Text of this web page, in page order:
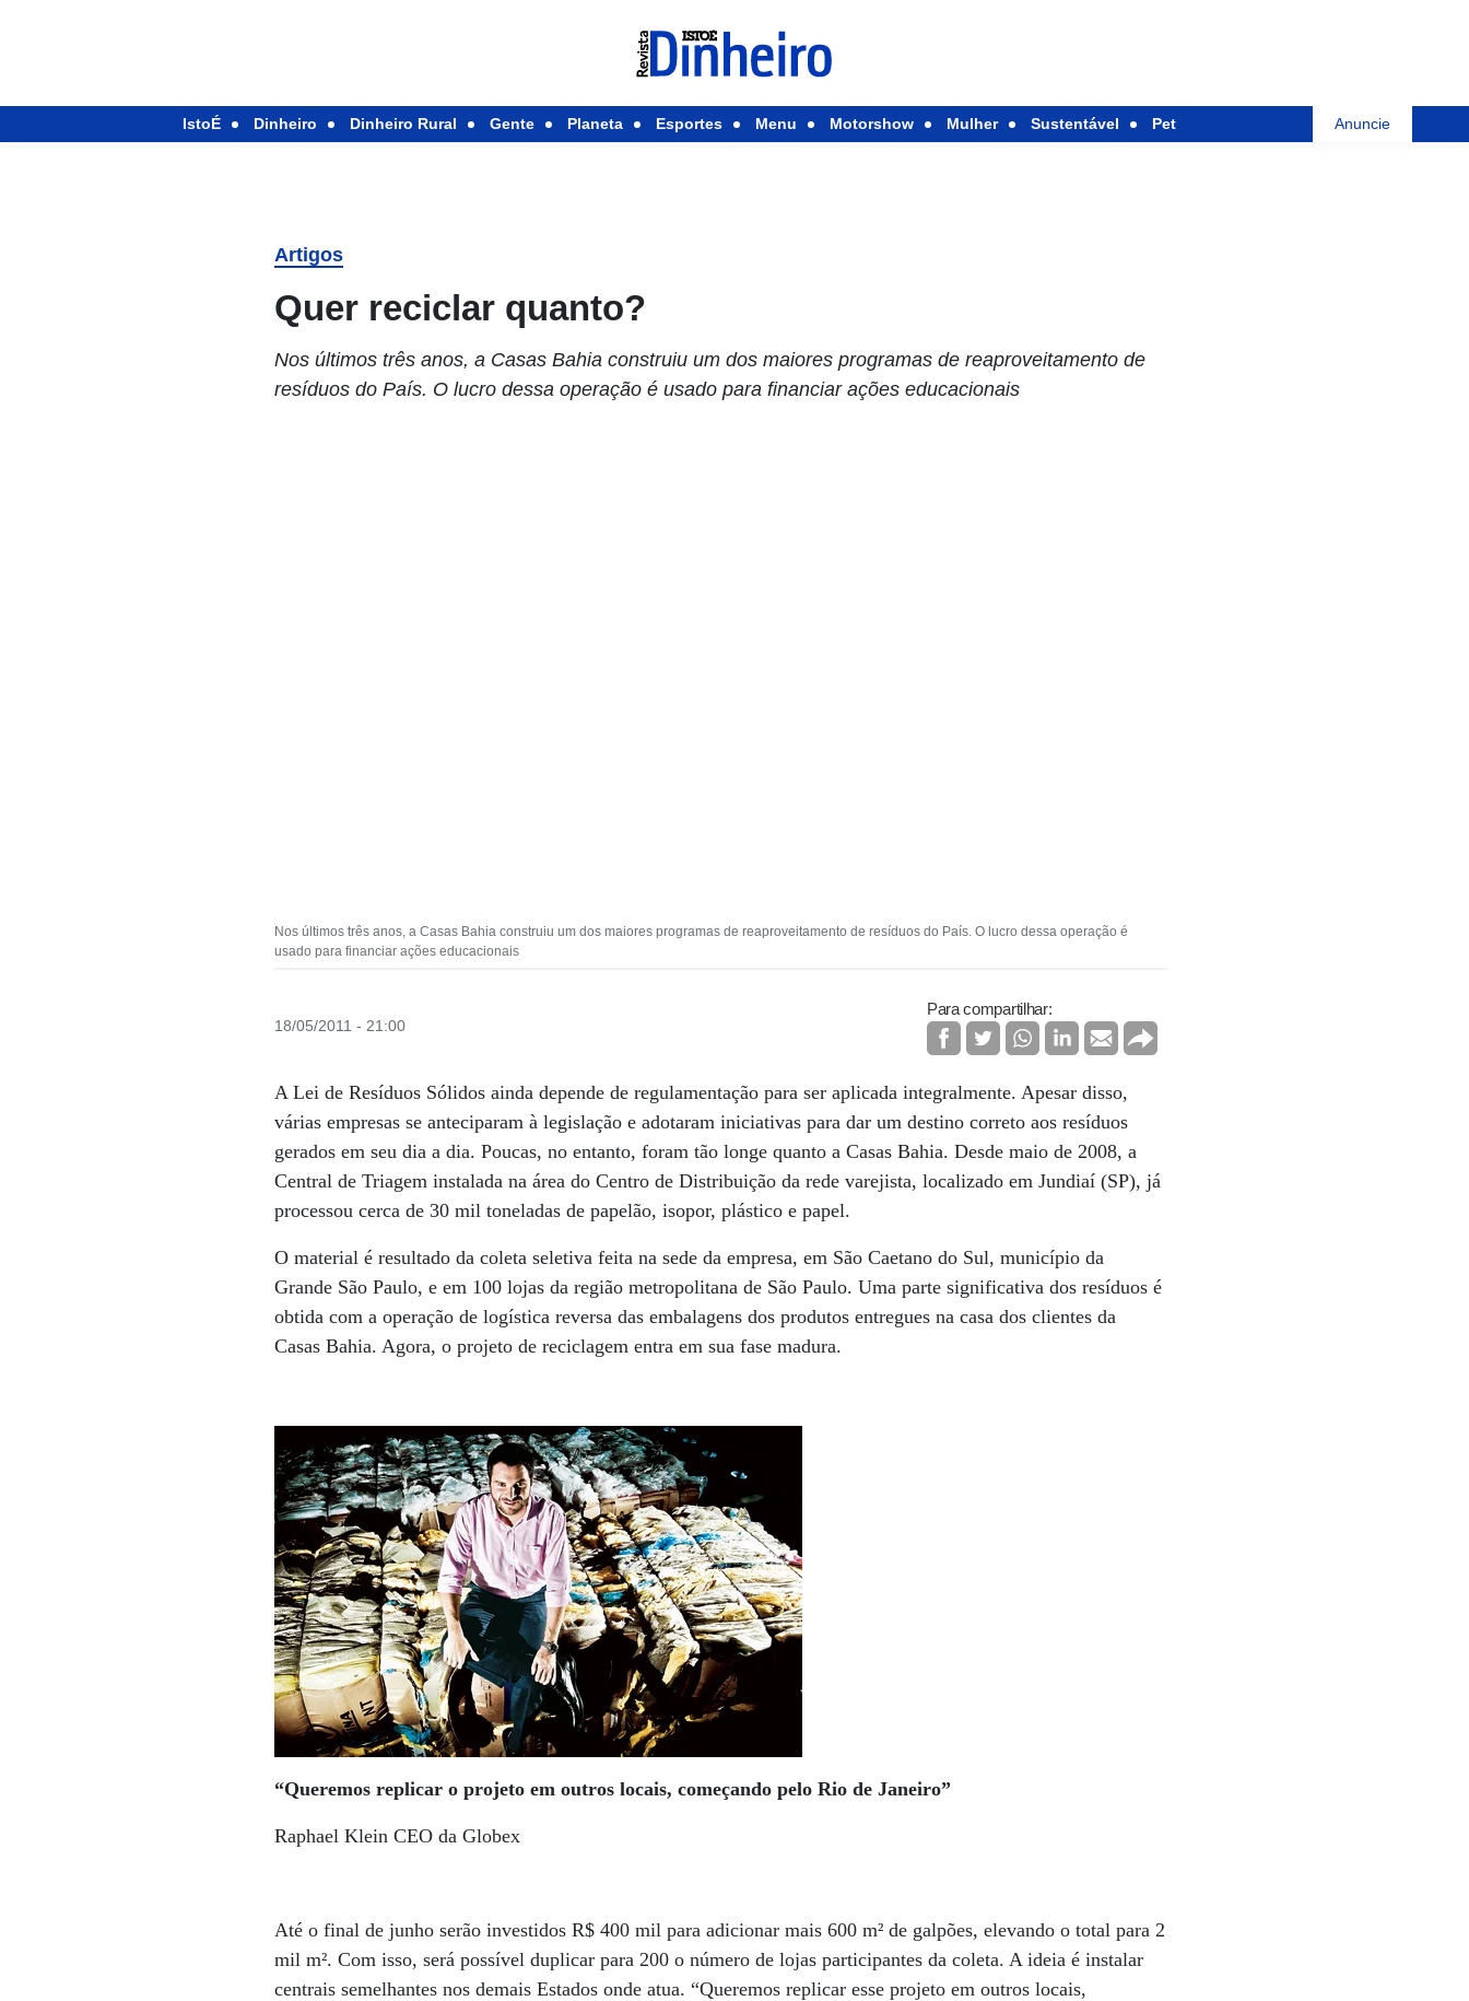
IstoÉ Dinheiro Dinheiro Rural Gente Planeta Esportes Menu Motorshow Mulher Sustentável Pet Anuncie
Artigos
Quer reciclar quanto?
Nos últimos três anos, a Casas Bahia construiu um dos maiores programas de reaproveitamento de
resíduos do País. O lucro dessa operação é usado para financiar ações educacionais
Nos últimos três anos, a Casas Bahia construiu um dos maiores programas de reaproveitamento de resíduos do País. O lucro dessa operação é
usado para financiar ações educacionais
18/05/2011 - 21:00
Para compartilhar:
A Lei de Resíduos Sólidos ainda depende de regulamentação para ser aplicada integralmente. Apesar disso,
várias empresas se anteciparam à legislação e adotaram iniciativas para dar um destino correto aos resíduos
gerados em seu dia a dia. Poucas, no entanto, foram tão longe quanto a Casas Bahia. Desde maio de 2008, a
Central de Triagem instalada na área do Centro de Distribuição da rede varejista, localizado em Jundiaí (SP), já
processou cerca de 30 mil toneladas de papelão, isopor, plástico e papel.
O material é resultado da coleta seletiva feita na sede da empresa, em São Caetano do Sul, município da
Grande São Paulo, e em 100 lojas da região metropolitana de São Paulo. Uma parte significativa dos resíduos é
obtida com a operação de logística reversa das embalagens dos produtos entregues na casa dos clientes da
Casas Bahia. Agora, o projeto de reciclagem entra em sua fase madura.
“Queremos replicar o projeto em outros locais, começando pelo Rio de Janeiro”
Raphael Klein CEO da Globex
Até o final de junho serão investidos R$ 400 mil para adicionar mais 600 m² de galpões, elevando o total para 2
mil m². Com isso, será possível duplicar para 200 o número de lojas participantes da coleta. A ideia é instalar
centrais semelhantes nos demais Estados onde atua. “Queremos replicar esse projeto em outros locais,